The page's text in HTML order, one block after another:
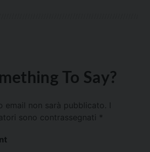
To Say?
email non sarà pubblicato.
sono contrassegnati *